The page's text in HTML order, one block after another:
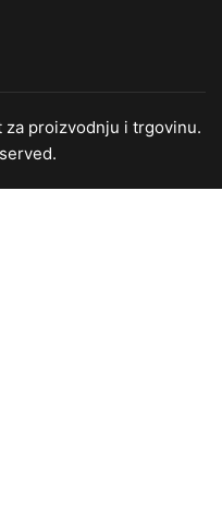
proizvodnju i trgovinu.